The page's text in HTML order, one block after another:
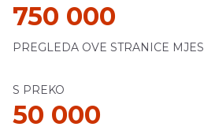
750 000
PREGLEDA OVE STRANICE
S PREKO
50 000